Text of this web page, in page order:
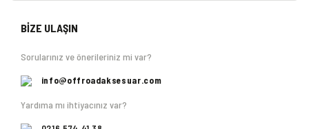
BİZE ULAŞIN
Sorularınız ve önerileriniz mi var?
info@offroadaksesuar.com
Yardıma mı ihtiyacınız var?